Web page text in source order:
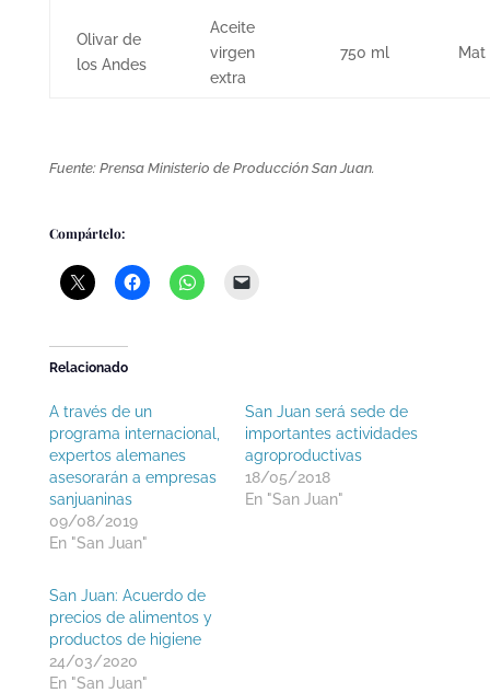
Olivar de
los Andes
Aceite
virgen
extra
750 ml Mat
Fuente: Prensa Ministerio de Producción San Juan.
Compártelo:
Relacionado
A través de un
programa internacional,
expertos alemanes
asesorarán a empresas
sanjuaninas
09/08/2019
En "San Juan"
San Juan será sede de
importantes actividades
agroproductivas
18/05/2018
En "San Juan"
San Juan: Acuerdo de
precios de alimentos y
productos de higiene
24/03/2020
En "San Juan"